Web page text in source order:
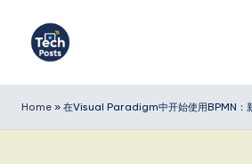
e
Home » 在Visual Paradigm中开始使用BPMN：